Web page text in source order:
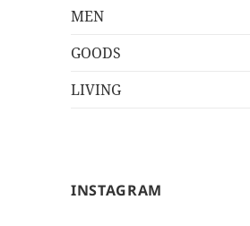
MEN
GOODS
LIVING
INSTAGRAM